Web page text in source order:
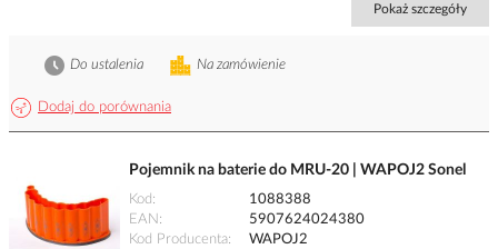
Pokaż szczegóły
Dodaj do porównania
Na zamówienie
Do ustalenia
Pojemnik na baterie do MRU-20 | WAPOJ2 Sonel
Kod
1088388
EAN
5907624024380
Kod Producenta
WAPOJ2